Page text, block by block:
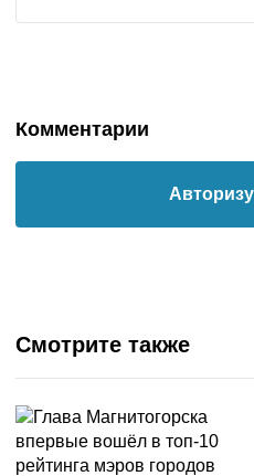
Комментарии
Смотрите также